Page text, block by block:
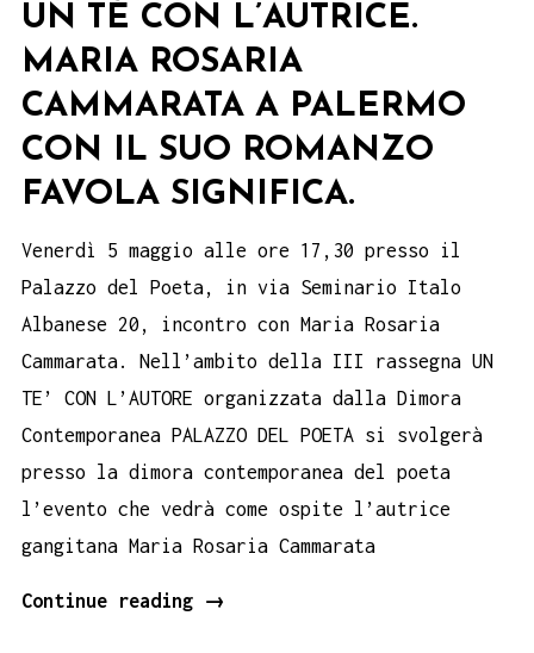
UN TÈ CON L’AUTRICE.
MARIA ROSARIA
CAMMARATA A PALERMO
CON IL SUO ROMANZO
FAVOLA SIGNIFICA.
Venerdì 5 maggio alle ore 17,30 presso il
Palazzo del Poeta, in via Seminario Italo
Albanese 20, incontro con Maria Rosaria
Cammarata. Nell’ambito della III rassegna UN
TE’ CON L’AUTORE organizzata dalla Dimora
Contemporanea PALAZZO DEL POETA si svolgerà
presso la dimora contemporanea del poeta
l’evento che vedrà come ospite l’autrice
gangitana Maria Rosaria Cammarata
Continue reading
Un
→